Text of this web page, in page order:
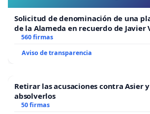
Solicitud de denominación de una
de la Alameda en recuerdo de Javier
“Mazinger”
560 firmas
Aviso de transparencia
Retirar las acusaciones contra Asier y
absolverlos
50 firmas